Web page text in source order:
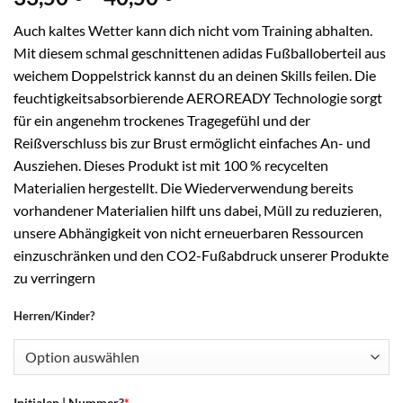
bis
40,50 €
Auch kaltes Wetter kann dich nicht vom Training abhalten.
Mit diesem schmal geschnittenen adidas Fußballoberteil aus
weichem Doppelstrick kannst du an deinen Skills feilen. Die
feuchtigkeitsabsorbierende AEROREADY Technologie sorgt
für ein angenehm trockenes Tragegefühl und der
Reißverschluss bis zur Brust ermöglicht einfaches An- und
Ausziehen. Dieses Produkt ist mit 100 % recycelten
Materialien hergestellt. Die Wiederverwendung bereits
vorhandener Materialien hilft uns dabei, Müll zu reduzieren,
unsere Abhängigkeit von nicht erneuerbaren Ressourcen
einzuschränken und den CO2-Fußabdruck unserer Produkte
zu verringern
Herren/Kinder?